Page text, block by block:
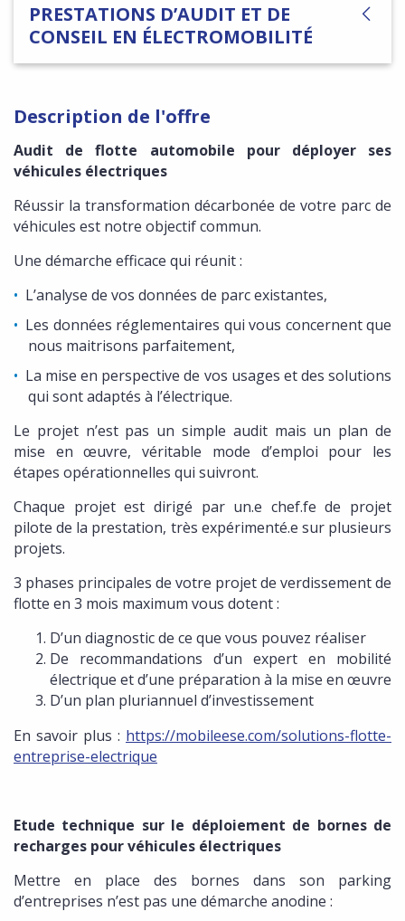
PRESTATIONS D’AUDIT ET DE
CONSEIL EN ÉLECTROMOBILITÉ
Description de l'offre
Audit de flotte automobile pour déployer ses
véhicules électriques
Réussir la transformation décarbonée de votre parc de
véhicules est notre objectif commun.
Une démarche efficace qui réunit :
L’analyse de vos données de parc existantes,
Les données réglementaires qui vous concernent que
nous maitrisons parfaitement,
La mise en perspective de vos usages et des solutions
qui sont adaptés à l’électrique.
Le projet n’est pas un simple audit mais un plan de
mise en œuvre, véritable mode d’emploi pour les
étapes opérationnelles qui suivront.
Chaque projet est dirigé par un.e chef.fe de projet
pilote de la prestation, très expérimenté.e sur plusieurs
projets.
3 phases principales de votre projet de verdissement de
flotte en 3 mois maximum vous dotent :
D’un diagnostic de ce que vous pouvez réaliser
De recommandations d’un expert en mobilité
électrique et d’une préparation à la mise en œuvre
D’un plan pluriannuel d’investissement
En savoir plus : https://mobileese.com/solutions-flotte-
entreprise-electrique
Etude technique sur le déploiement de bornes de
recharges pour véhicules électriques
Mettre en place des bornes dans son parking
d’entreprises n’est pas une démarche anodine :